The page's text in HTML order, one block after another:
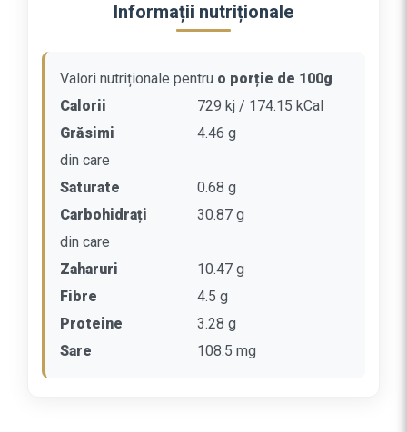
Informații nutriționale
Valori nutriționale pentru o porție de 100g
Calorii
729 kj / 174.15 kCal
Grăsimi
4.46 g
din care
Saturate
0.68 g
Carbohidrați
30.87 g
din care
Zaharuri
10.47 g
Fibre
4.5 g
Proteine
3.28 g
Sare
108.5 mg